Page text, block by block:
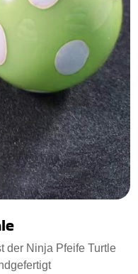
der Ninja Pfeife Turtle